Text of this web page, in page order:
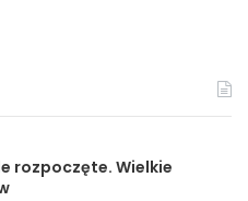
rozpoczęte. Wielkie